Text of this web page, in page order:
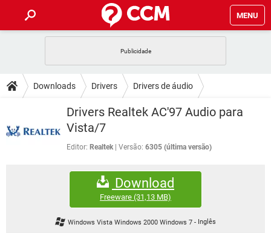
MENU
CELULAR FACEBOOK
EXCEL
INSTAGRAM
GUIA DE COMPRAS
DICAS
JOGOS
JOGOS
FACEBOOK
EXCEL
GMAIL
FÓRUM
FACEBOOK
EXCEL
GMAIL
WHATSAPP
Downloads Drivers Drivers de áudio
Drivers Realtek AC'97 Audio para
Vista/7
Editor: Realtek Versão: 6305 (última versão)
Download
Freeware (31,13 MB)
Windows Vista Windows 2000 Windows 7 - Inglês